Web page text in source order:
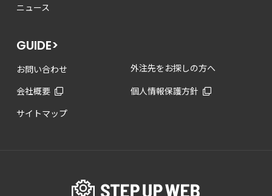
ニュース
GUIDE>
お問い合わせ
外注先をお探しの方へ
会社概要
個人情報保護方針
サイトマップ